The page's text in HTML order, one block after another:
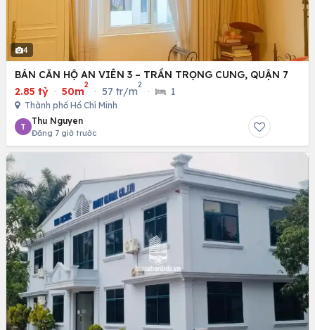
4
BÁN CĂN HỘ AN VIÊN 3 – TRẦN TRỌNG CUNG, QUẬN 7
2.85 tỷ · 50m
2
· 57 tr/m
2
· 1
Thành phố Hồ Chí Minh
T
Thu Nguyen
Đăng 7 giờ trước